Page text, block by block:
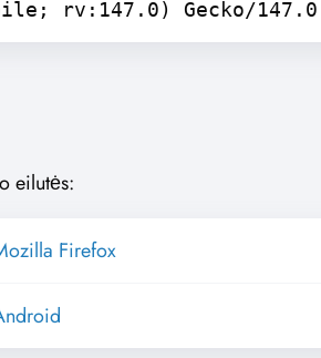
rv:147.0) Gecko/
eilutės:
Firefox